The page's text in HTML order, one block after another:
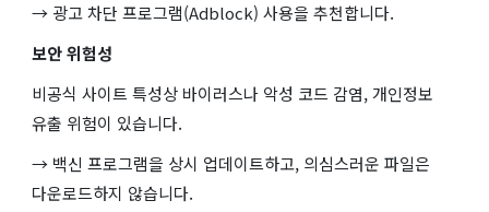
→ 광고 차단 프로그램(Adblock) 사용을 추천합니다.
보안 위험성
비공식 사이트 특성상 바이러스나 악성 코드 감염, 개인정보
유출 위험이 있습니다.
→ 백신 프로그램을 상시 업데이트하고, 의심스러운 파일은
다운로드하지 않습니다.